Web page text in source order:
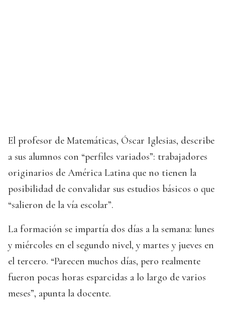
El profesor de Matemáticas, Óscar Iglesias, describe
a sus alumnos con “perfiles variados”: trabajadores
originarios de América Latina que no tienen la
posibilidad de convalidar sus estudios básicos o que
“salieron de la vía escolar”.
La formación se impartía dos días a la semana: lunes
y miércoles en el segundo nivel, y martes y jueves en
el tercero. “Parecen muchos días, pero realmente
fueron pocas horas esparcidas a lo largo de varios
meses”, apunta la docente.